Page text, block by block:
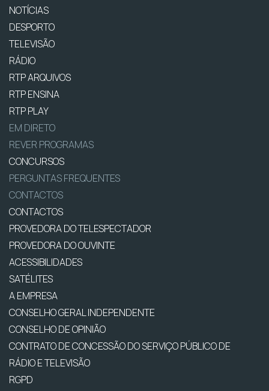
NOTÍCIAS
DESPORTO
TELEVISÃO
RÁDIO
RTP ARQUIVOS
RTP ENSINA
RTP PLAY
EM DIRETO
REVER PROGRAMAS
CONCURSOS
PERGUNTAS FREQUENTES
CONTACTOS
CONTACTOS
PROVEDORA DO TELESPECTADOR
PROVEDORA DO OUVINTE
ACESSIBILIDADES
SATÉLITES
A EMPRESA
CONSELHO GERAL INDEPENDENTE
CONSELHO DE OPINIÃO
CONTRATO DE CONCESSÃO DO SERVIÇO PÚBLICO DE
RÁDIO E TELEVISÃO
RGPD